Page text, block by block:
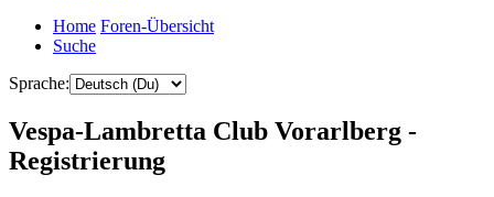
Home Foren-Übersicht
Suche
Sprache:
Vespa-Lambretta Club Vorarlberg -
Registrierung